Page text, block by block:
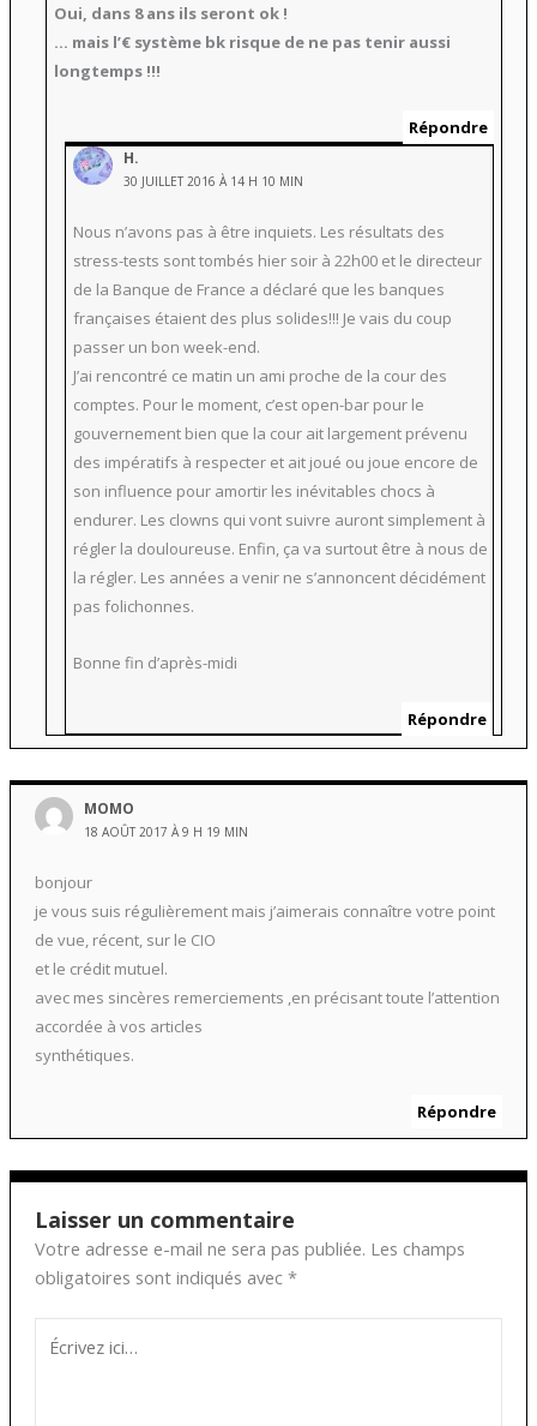
Oui, dans 8 ans ils seront ok !
… mais l’€ système bk risque de ne pas tenir aussi
longtemps !!!
Répondre
H.
30 JUILLET 2016 À 14 H 10 MIN
Nous n’avons pas à être inquiets. Les résultats des
stress-tests sont tombés hier soir à 22h00 et le directeur
de la Banque de France a déclaré que les banques
françaises étaient des plus solides!!! Je vais du coup
passer un bon week-end.
J’ai rencontré ce matin un ami proche de la cour des
comptes. Pour le moment, c’est open-bar pour le
gouvernement bien que la cour ait largement prévenu
des impératifs à respecter et ait joué ou joue encore de
son influence pour amortir les inévitables chocs à
endurer. Les clowns qui vont suivre auront simplement à
régler la douloureuse. Enfin, ça va surtout être à nous de
la régler. Les années a venir ne s’annoncent décidément
pas folichonnes.
Bonne fin d’après-midi
Répondre
MOMO
18 AOÛT 2017 À 9 H 19 MIN
bonjour
je vous suis régulièrement mais j’aimerais connaître votre point
de vue, récent, sur le CIO
et le crédit mutuel.
avec mes sincères remerciements ,en précisant toute l’attention
accordée à vos articles
synthétiques.
Répondre
Laisser un commentaire
Votre adresse e-mail ne sera pas publiée. Les champs
obligatoires sont indiqués avec *
Écrivez
ici…